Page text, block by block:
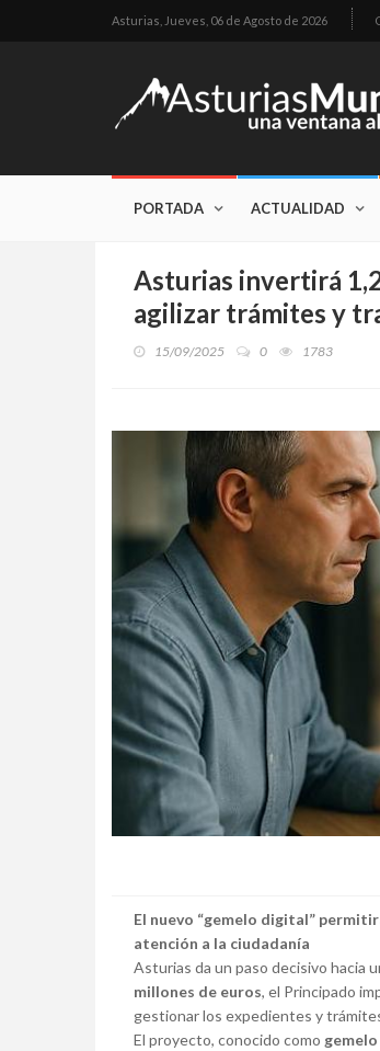
Asturias, Jueves, 06 de Agosto de 2026
PORTADA ACTUALIDAD
Asturias invertirá
agilizar trámites y
15/09/2025 0 1783
El nuevo “gemelo digital”
atención a la ciudadanía
Asturias da un paso decisivo hacia
millones de euros, el Principado
gestionar los expedientes y
El proyecto, conocido como